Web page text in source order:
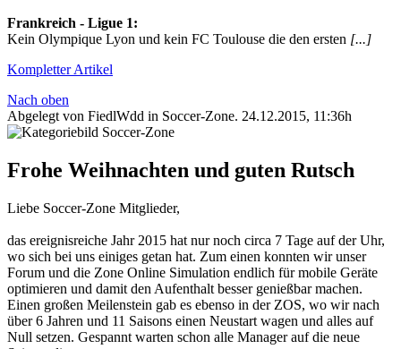
Frankreich - Ligue 1:
Kein Olympique Lyon und kein FC Toulouse die den ersten [...]
Kompletter Artikel
Nach oben
Abgelegt von FiedlWdd in Soccer-Zone. 24.12.2015, 11:36h
Frohe Weihnachten und guten Rutsch
​Liebe Soccer-Zone Mitglieder,
das ereignisreiche Jahr 2015 hat nur noch circa 7 Tage auf der Uhr,
wo sich bei uns einiges getan hat. Zum einen konnten wir unser
Forum und die Zone Online Simulation endlich für mobile Geräte
optimieren und damit den Aufenthalt besser genießbar machen.
Einen großen Meilenstein gab es ebenso in der ZOS, wo wir nach
über 6 Jahren und 11 Saisons einen Neustart wagen und alles auf
Null setzen. Gespannt warten schon alle Manager auf die neue